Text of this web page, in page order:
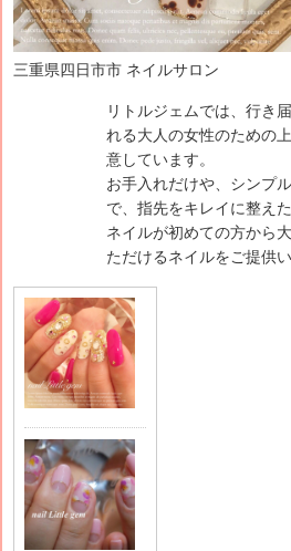
三重県四日市市 ネイルサロン
リトルジェムでは、行き
れる大人の女性のための
意しています。
お手入れだけや、シンプ
で、指先をキレイに整え
ネイルが初めての方から
ただけるネイルをご提供い